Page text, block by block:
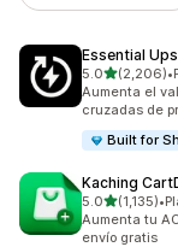
Essential
5.0de 5(2,206)
2206 reseñas•
Aumenta el
cruzadas de
Built for
Kaching
5.0de 5(1,135)
1135 reseñas
•
Aumenta tu
envío gratis